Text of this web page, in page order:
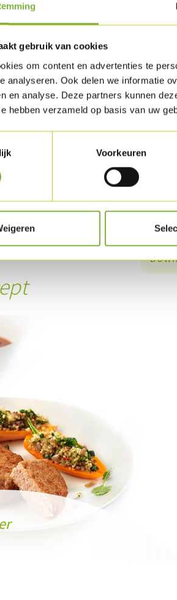
gebruik van cookies
om content en advertenties te
analyseren. Ook delen we informatie
en analyse. Deze partners kunnen
hebben verzameld op basis van uw
Voorkeuren
Wrijf
af in een
Sueer
oelek,
met
Snij de
Frituur
Schik